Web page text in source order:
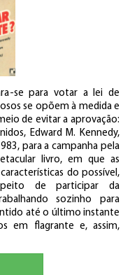
se para votar a lei de
se opõem à medida e
de evitar a aprovação:
Edward M. Kennedy,
para a campanha pela
livro, em que as
do possível,
de participar da
sozinho para
até o último instante
em flagrante e, assim,